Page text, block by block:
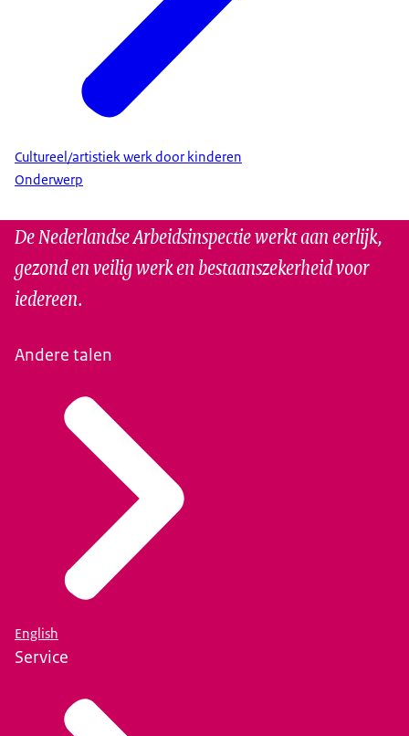
Cultureel/artistiek werk door kinderen
Onderwerp
De Nederlandse Arbeidsinspectie werkt aan eerlijk,
gezond en veilig werk en bestaanszekerheid voor
iedereen.
Andere talen
English
Service